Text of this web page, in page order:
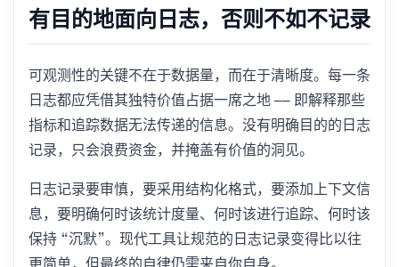
有目的地面向日志，否则不如不记录
可观测性的关键不在于数据量，而在于清晰度。每一条
日志都应凭借其独特价值占据一席之地 —— 即解释那些
指标和追踪数据无法传递的信息。没有明确目的的日志
记录，只会浪费资金，并掩盖有价值的洞见。
日志记录要审慎，要采用结构化格式，要添加上下文信
息，要明确何时该统计度量、何时该进行追踪、何时该
保持 “沉默”。现代工具让规范的日志记录变得比以往